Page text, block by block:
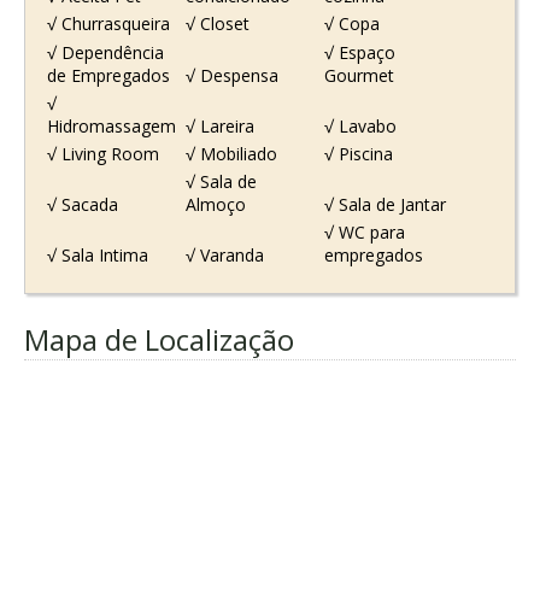
√ Churrasqueira
√ Closet
√ Copa
√ Dependência
de Empregados
√ Despensa
√ Espaço
Gourmet
√
Hidromassagem √ Lareira
√ Lavabo
√ Living Room
√ Mobiliado √ Piscina
√ Sacada
√ Sala de
Almoço
√ Sala de Jantar
√ Sala Intima √ Varanda
√ WC para
empregados
Mapa de Localização